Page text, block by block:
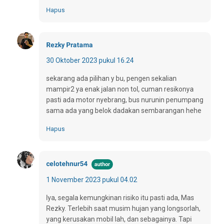
Hapus
Rezky Pratama
30 Oktober 2023 pukul 16.24
sekarang ada pilihan y bu, pengen sekalian
mampir2 ya enak jalan non tol, cuman resikonya
pasti ada motor nyebrang, bus nurunin penumpang
sama ada yang belok dadakan sembarangan hehe
Hapus
celotehnur54
1 November 2023 pukul 04.02
Iya, segala kemungkinan risiko itu pasti ada, Mas
Rezky. Terlebih saat musim hujan yang longsorlah,
yang kerusakan mobil lah, dan sebagainya. Tapi